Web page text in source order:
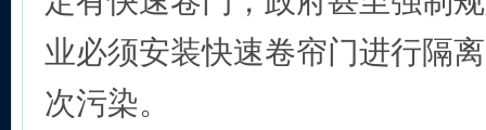
业必须安装快速卷帘门进行隔
次污染。